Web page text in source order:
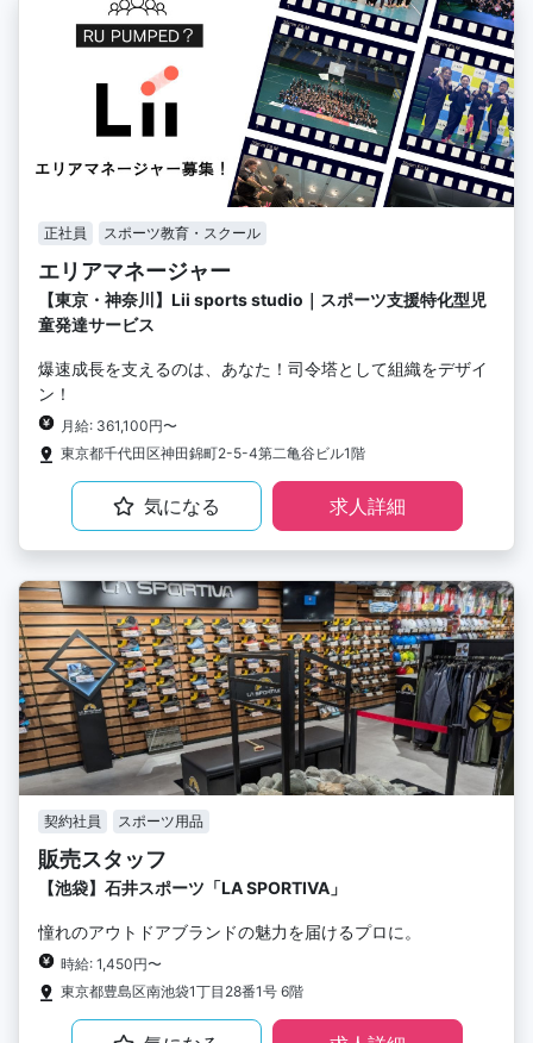
正社員 スポーツ教育・スクール
エリアマネージャー
【東京・神奈川】Lii sports studio｜スポーツ支援特化型児
童発達サービス
爆速成長を支えるのは、あなた！司令塔として組織をデザイ
ン！
月給: 361,100円〜
東京都千代田区神田錦町2-5-4第二亀谷ビル1階
気になる 求人詳細
契約社員 スポーツ用品
販売スタッフ
【池袋】石井スポーツ「LA SPORTIVA」
憧れのアウトドアブランドの魅力を届けるプロに。
時給: 1,450円〜
東京都豊島区南池袋1丁目28番1号 6階